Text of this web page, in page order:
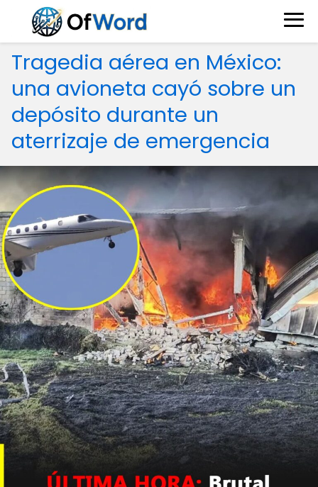
Tragedia aérea en México:
una avioneta cayó sobre un
depósito durante un
aterrizaje de emergencia